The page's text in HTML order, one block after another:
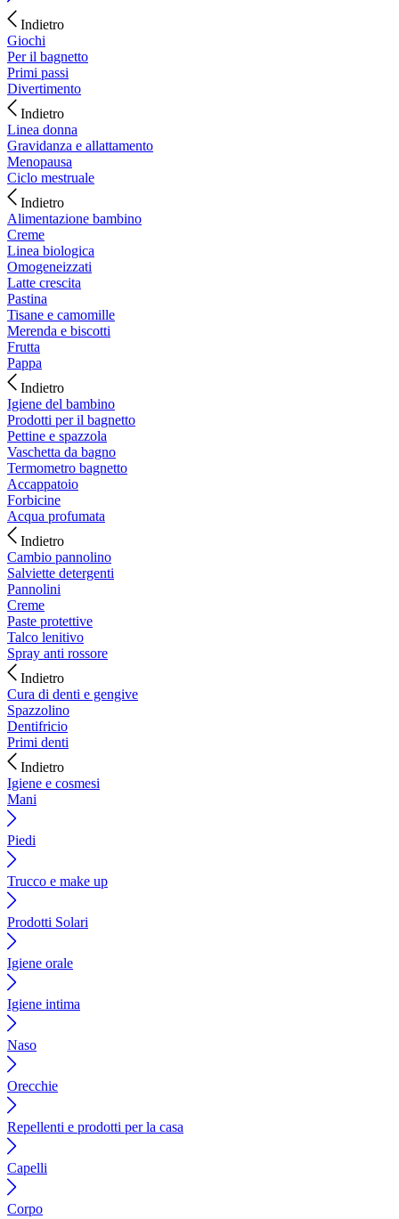
Indietro
Giochi
Per il bagnetto
Primi passi
Divertimento
Indietro
Linea donna
Gravidanza e allattamento
Menopausa
Ciclo mestruale
Indietro
Alimentazione bambino
Creme
Linea biologica
Omogeneizzati
Latte crescita
Pastina
Tisane e camomille
Merenda e biscotti
Frutta
Pappa
Indietro
Igiene del bambino
Prodotti per il bagnetto
Pettine e spazzola
Vaschetta da bagno
Termometro bagnetto
Accappatoio
Forbicine
Acqua profumata
Indietro
Cambio pannolino
Salviette detergenti
Pannolini
Creme
Paste protettive
Talco lenitivo
Spray anti rossore
Indietro
Cura di denti e gengive
Spazzolino
Dentifricio
Primi denti
Indietro
Igiene e cosmesi
Mani
Piedi
Trucco e make up
Prodotti Solari
Igiene orale
Igiene intima
Naso
Orecchie
Repellenti e prodotti per la casa
Capelli
Corpo